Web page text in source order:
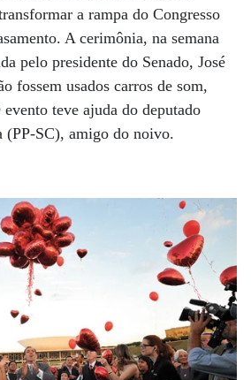
a rampa do Congresso
A cerimônia, na semana
pelo presidente do Senado, José
fossem usados carros de som,
teve ajuda do deputado
(PP-SC), amigo do noivo.